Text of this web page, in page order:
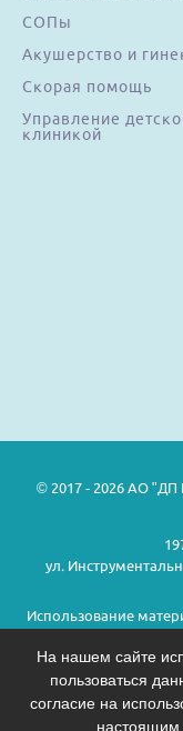
СОПы
Акушерство и
Скорая помощь
Управление
клиникой
© 2017 - 2026 АО "ДП
ул.
Использование
На информационном
На нашем сайте
пользоваться
согласие на